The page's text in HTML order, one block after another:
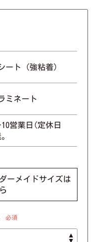
ート（強粘着）
ミネート
営業日(定休日
ーメイドサイズは
必須